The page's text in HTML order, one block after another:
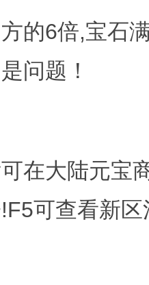
的6倍,宝石
问题！
在大陆元宝
可查看新